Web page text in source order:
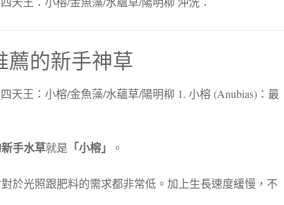
的新手神草
手水草就是 「小榕」 。
於光照跟肥料的需求都非常低。加上生長速度緩慢，不